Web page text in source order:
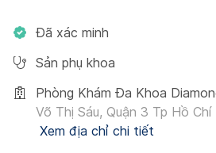
Đã xác minh
Sản phụ khoa
Phòng Khám Đa Khoa
Võ Thị Sáu, Quận 3 Tp Hồ Chí
Xem địa chỉ chi tiết